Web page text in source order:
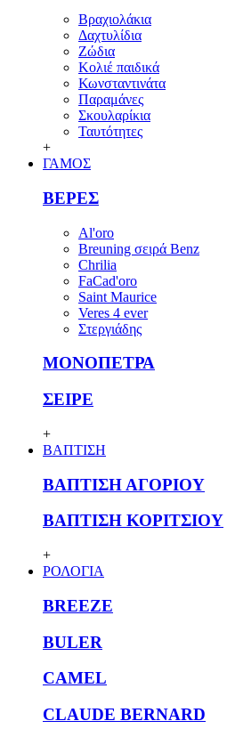
Βραχιολάκια
Δαχτυλίδια
Ζώδια
Κολιέ παιδικά
Κωνσταντινάτα
Παραμάνες
Σκουλαρίκια
Ταυτότητες
+
ΓΑΜΟΣ
ΒΕΡΕΣ
Al'oro
Breuning σειρά Benz
Chrilia
FaCad'oro
Saint Maurice
Veres 4 ever
Στεργιάδης
ΜΟΝΟΠΕΤΡΑ
ΣΕΙΡΕ
+
ΒΑΠΤΙΣΗ
ΒΑΠΤΙΣΗ ΑΓΟΡΙΟΥ
ΒΑΠΤΙΣΗ ΚΟΡΙΤΣΙΟΥ
+
ΡΟΛΟΓΙΑ
BREEZE
BULER
CAMEL
CLAUDE BERNARD